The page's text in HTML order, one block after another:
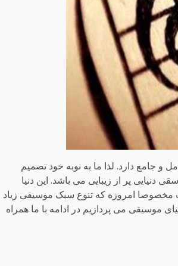
و جامع دارد. لذا ما به نوبه خود تصمیم
دنیایی پر از زیبایی می باشد. این دنیا
امروزه که تنوع سبک موسیقی زیاد
می پردازیم در ادامه با ما همراه